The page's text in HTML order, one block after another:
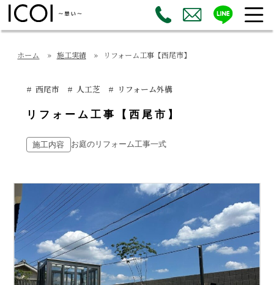
ホーム 施工実績 リフォーム工事【西尾市】
西尾市 人工芝 リフォーム外構
リフォーム工事【西尾市】
施工内容 お庭のリフォーム工事一式